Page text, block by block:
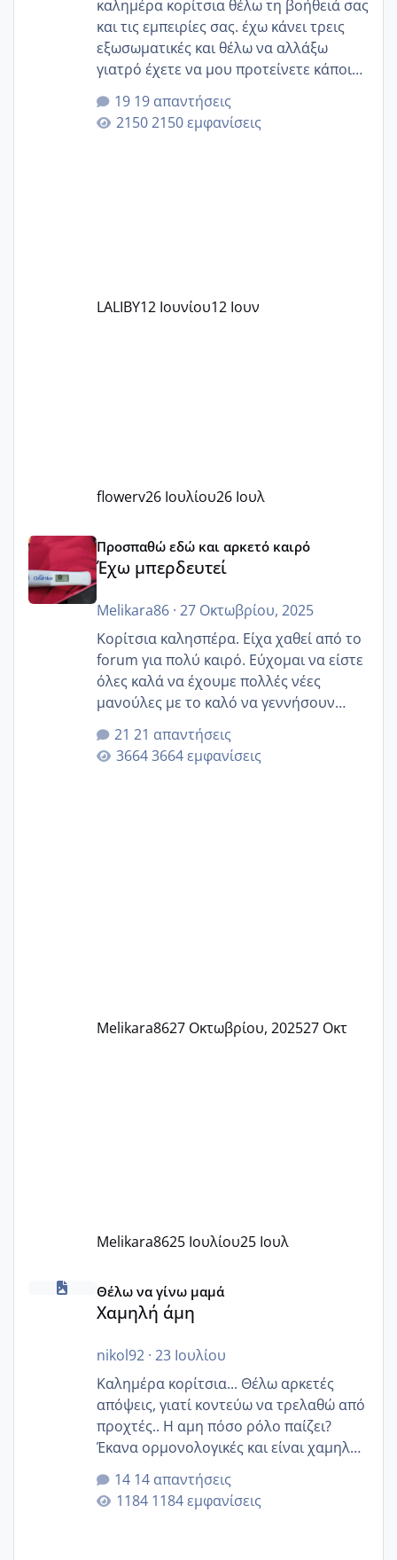
καλημέρα κορίτσια θέλω τη βοήθειά σας
και τις εμπειρίες σας. έχω κάνει τρεις
εξωσωματικές και θέλω να αλλάξω
γιατρό έχετε να μου προτείνετε κάποιον
που μείνατε ευχαριστημένες και είχατε
επιιτυχία? έκανα στο υγεία με τον
ζερβομανωλάκη (δεν το εψαξε καθόλου
19 απαντήσεις
2150 εμφανίσεις
LALIBY12 Ιουνίου12 Ιουν
flowerv26 Ιουλίου26 Ιουλ
Έχω μπερδευτεί
Προσπαθώ εδώ και αρκετό καιρό
Έχω μπερδευτεί
Melikara86· 27 Οκτωβρίου, 2025
Κορίτσια καλησπέρα. Είχα χαθεί από το
forum για πολύ καιρό. Εύχομαι να είστε
όλες καλά να έχουμε πολλές νέες
μανούλες με το καλό να γεννήσουν
αυτές που ήδη περιμένουν. Να πάρουν
γερα μωράκια στην αγκαλίτσα τους
🙏🏼🙏🏼 Ας πάμε λοιπόν στο θέμα μου.
21 απαντήσεις
3664 εμφανίσεις
Melikara8627 Οκτωβρίου, 202527 Οκτ
Melikara8625 Ιουλίου25 Ιουλ
Χαμηλή άμη
Θέλω να γίνω μαμά
Χαμηλή άμη
nikol92· 23 Ιουλίου
Καλημέρα κορίτσια... Θέλω αρκετές
απόψεις, γιατί κοντεύω να τρελαθώ από
προχτές.. Η αμη πόσο ρόλο παίζει?
Έκανα ορμονολογικές και είναι χαμηλή
για την ηλικία μου.. Είχα ήδη μια
εγκυμοσύνη, που έπρεπε να τερματιστεί
στην 27η εβδομάδα και προσπαθώ 7
14 απαντήσεις
1184 εμφανίσεις